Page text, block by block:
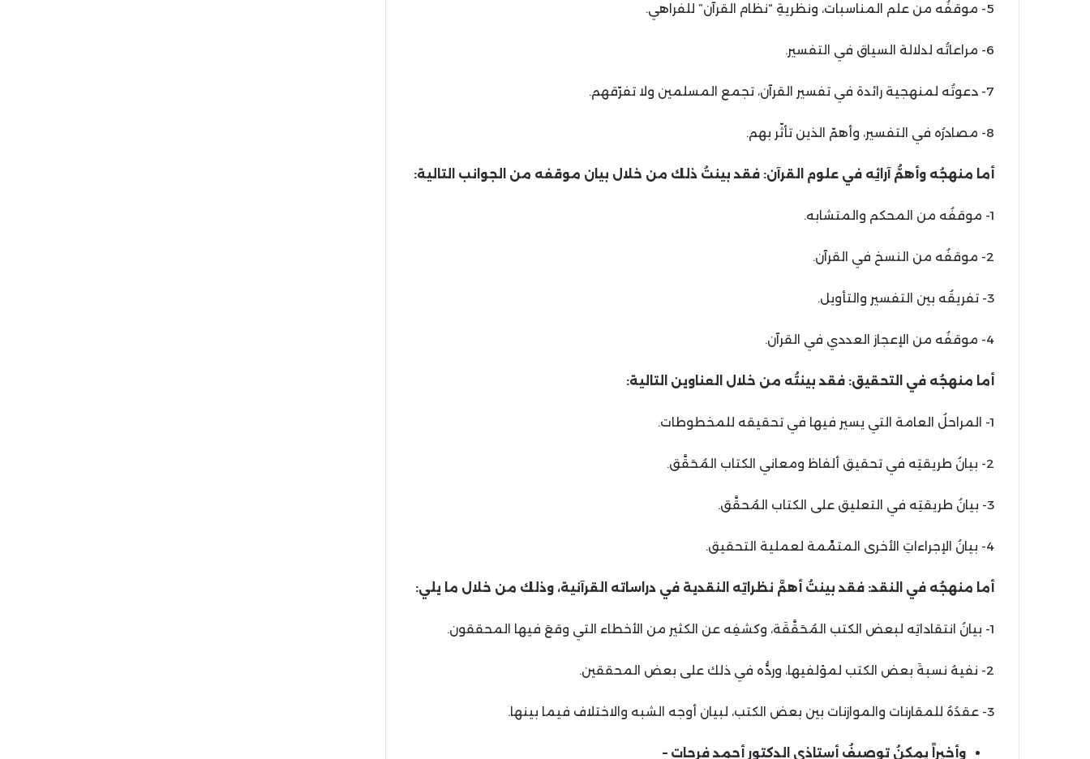
5- موقفُه من علم المناسبات، ونظريةِ “نظام القرآن” للفراهي.
6- مراعاتُه لدلالة السياق في التفسير.
7- دعوتُه لمنهجية رائدة في تفسير القرآن، تجمع المسلمين ولا تفرّقهم.
8- مصادرُه في التفسير، وأهمّ الذين تأثّر بهم.
أما منهجُه وأهمُّ آرائِه في علوم القرآن: فقد بينتُ ذلك من خلال بيان موقفه من الجوانب التالية:
1- موقفُه من المحكم والمتشابه.
2- موقفُه من النسخ في القرآن.
3- تفريقُه بين التفسير والتأويل.
4- موقفُه من الإعجاز العددي في القرآن.
أما منهجُه في التحقيق: فقد بينتُه من خلال العناوين التالية:
1- المراحلُ العامة التي يسير فيها في تحقيقه للمخطوطات.
2- بيانُ طريقتِه في تحقيق ألفاظ ومعاني الكتاب المُحَقَّق.
3- بيانُ طريقتِه في التعليق على الكتاب المُحقَّق.
4- بيانُ الإجراءاتِ الأخرى المتمِّمة لعملية التحقيق.
أما منهجُه في النقد: فقد بينتُ أهمَّ نظراتِه النقدية في دراساته القرآنية، وذلك من خلال ما يلي:
1- بيانُ انتقاداتِه لبعض الكتب المُحَقَّقَة، وكشفِه عن الكثير من الأخطاء التي وقعَ فيها المحققون.
2- نفيهُ نسبةَ بعض الكتب لمؤلفيها، وردُّه في ذلك على بعض المحققين.
3- عقدُهُ للمقارنات والموازنات بين بعض الكتب، لبيان أوجه الشبه والاختلاف فيما بينها.
وأخيراً يمكنُ توصيفُ أستاذي الدكتور أحمد فرحات –